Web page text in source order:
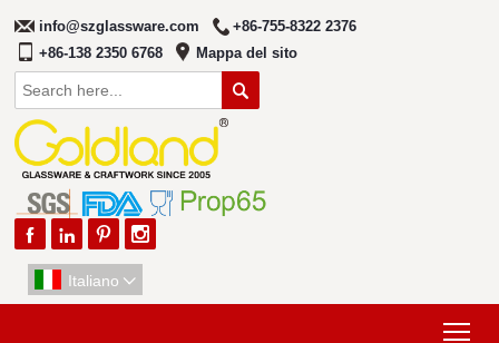
info@szglassware.com
+86-755-8322 2376
+86-138 2350 6768
Mappa del sito

   
Italiano 